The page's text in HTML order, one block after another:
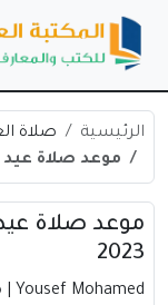
الرئيسية
صلاة
موعد صلاة عيد
موعد صلاة
2023
Yousef Mohamed
|